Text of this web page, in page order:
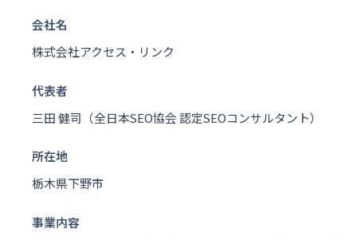
会社名
株式会社アクセス・リンク
代表者
三田 健司（全日本SEO協会 認定SEOコンサルタント）
所在地
栃木県下野市
事業内容